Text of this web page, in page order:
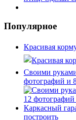
Популярное
Красивая
Своими
фотографий и
Каркасный
построить